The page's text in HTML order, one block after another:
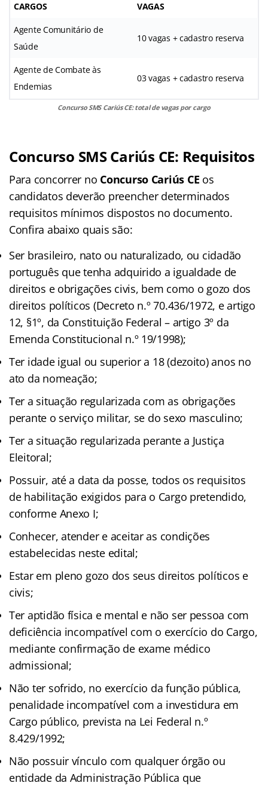
CARGOS VAGAS
Agente Comunitário de
Saúde
10 vagas + cadastro reserva
Agente de Combate às
Endemias
03 vagas + cadastro reserva
Concurso SMS Cariús CE: total de vagas por cargo
Concurso SMS Cariús CE: Requisitos
Para concorrer no Concurso Cariús CE os
candidatos deverão preencher determinados
requisitos mínimos dispostos no documento.
Confira abaixo quais são:
Ser brasileiro, nato ou naturalizado, ou cidadão
português que tenha adquirido a igualdade de
direitos e obrigações civis, bem como o gozo dos
direitos políticos (Decreto n.º 70.436/1972, e artigo
12, §1º, da Constituição Federal – artigo 3º da
Emenda Constitucional n.º 19/1998);
Ter idade igual ou superior a 18 (dezoito) anos no
ato da nomeação;
Ter a situação regularizada com as obrigações
perante o serviço militar, se do sexo masculino;
Ter a situação regularizada perante a Justiça
Eleitoral;
Possuir, até a data da posse, todos os requisitos
de habilitação exigidos para o Cargo pretendido,
conforme Anexo I;
Conhecer, atender e aceitar as condições
estabelecidas neste edital;
Estar em pleno gozo dos seus direitos políticos e
civis;
Ter aptidão física e mental e não ser pessoa com
deficiência incompatível com o exercício do Cargo,
mediante confirmação de exame médico
admissional;
Não ter sofrido, no exercício da função pública,
penalidade incompatível com a investidura em
Cargo público, prevista na Lei Federal n.º
8.429/1992;
Não possuir vínculo com qualquer órgão ou
entidade da Administração Pública que